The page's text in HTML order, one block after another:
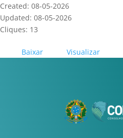
Created: 08-05-2026
Updated: 08-05-2026
Cliques: 13
Baixar Visualizar